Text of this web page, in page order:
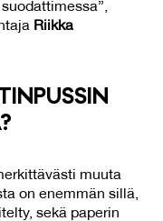
Riikka
muuta
on enemmän sillä,
sekä paperin